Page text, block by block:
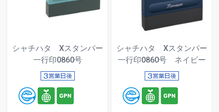
シャチハタ Xスタンパー
一行印0860号
シャチハタ Xスタンパー
一行印0860号 ネイビー